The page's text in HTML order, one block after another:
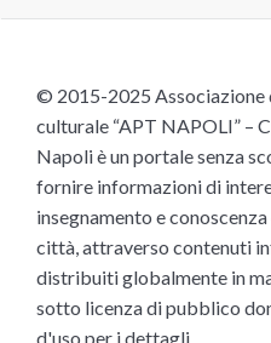
© 2015-2025 Associazione
culturale “APT NAPOLI” –
Napoli è un portale senza
fornire informazioni di
insegnamento e
città, attraverso contenuti
distribuiti globalmente in
sotto licenza di pubblico
d'uso per i dettagli.